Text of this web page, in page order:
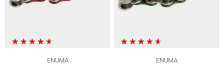
ENUMA
ENUMA